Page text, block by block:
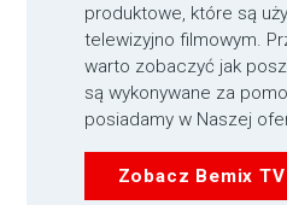
produktowe, które są
telewizyjno filmowym.
warto zobaczyć jak
są wykonywane za
posiadamy w Naszej
Zobacz Bemix TV